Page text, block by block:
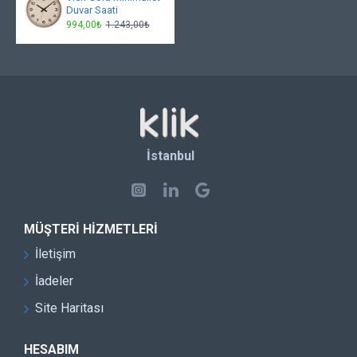
Duvar Saati
994,00₺ 1.243,00₺
İstanbul
MÜŞTERI HIZMETLERI
İletişim
İadeler
Site Haritası
HESABIM